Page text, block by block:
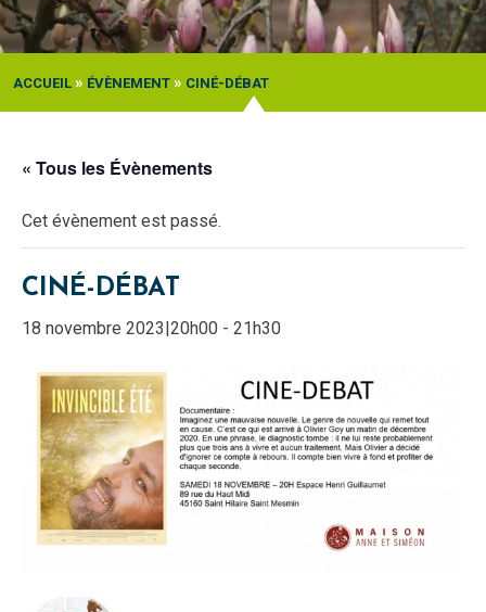
ACCUEIL » ÉVÈNEMENT » CINÉ-DÉBAT
« Tous les Évènements
Cet évènement est passé.
CINÉ-DÉBAT
18 novembre 2023|20h00 - 21h30